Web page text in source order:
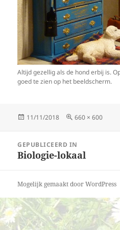
Altijd gezellig als de hond erbij is.
goed te zien op het beeldscherm.
Geplaatst
11/11/2018
Volledige
660 × 600
navigatieGEPUBLICEERD IN
Biologie-lokaal
Mogelijk gemaakt door WordPress